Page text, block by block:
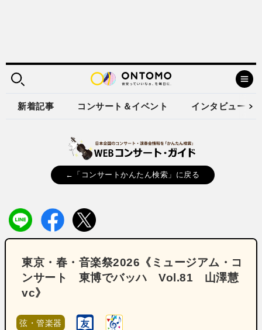
新着記事 コンサート＆イベント インタビュー
←「コンサートかんたん検索」に戻る
東京・春・音楽祭2026《ミュージアム・コ
ンサート 東博でバッハ Vol.81 山澤慧
vc》
弦・管楽器